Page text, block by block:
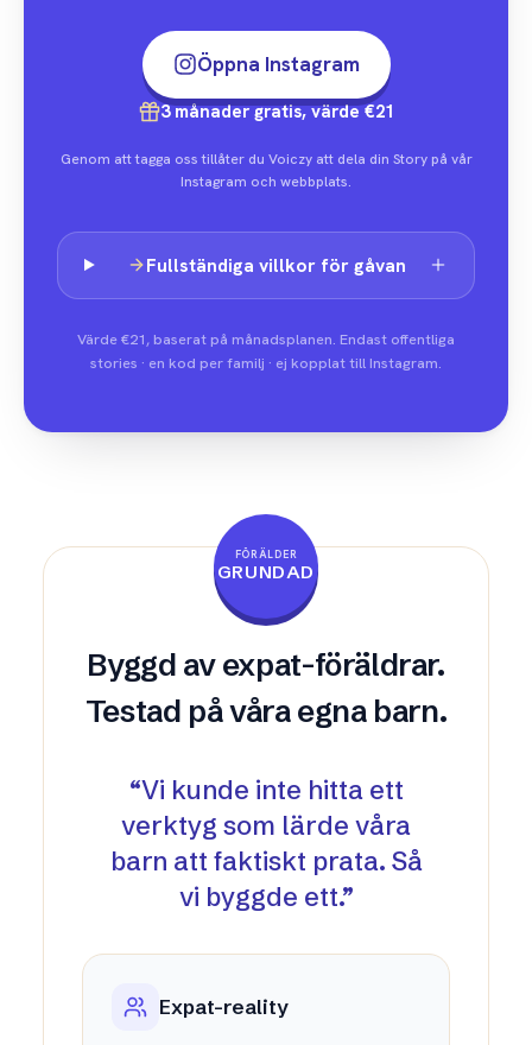
Öppna Instagram
3 månader gratis, värde €21
Genom att tagga oss tillåter du Voiczy att dela din Story på vår
Instagram och webbplats.
Fullständiga villkor för gåvan
Värde €21, baserat på månadsplanen. Endast offentliga
stories · en kod per familj · ej kopplat till Instagram.
FÖRÄLDER
GRUNDAD
Byggd av expat-föräldrar.
Testad på våra egna barn.
“Vi kunde inte hitta ett
verktyg som lärde våra
barn att faktiskt prata. Så
vi byggde ett.”
Expat-reality